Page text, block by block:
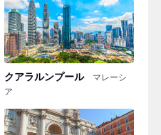
クアラルンプール
マレーシ
ア